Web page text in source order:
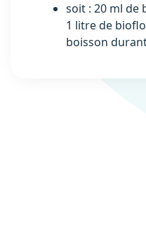
soit : 20 ml de
1 litre de
boisson